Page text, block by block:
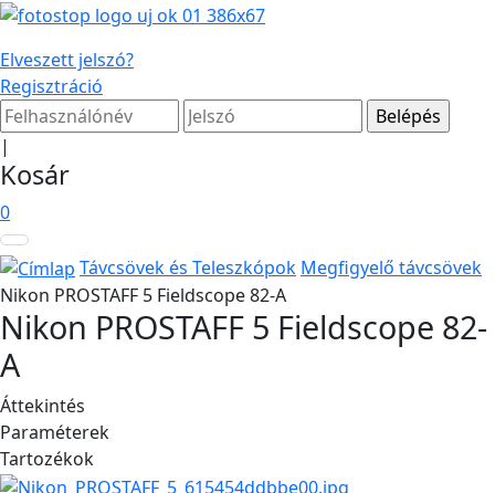
Elveszett jelszó?
Regisztráció
|
Kosár
0
Távcsövek és Teleszkópok Megfigyelő távcsövek
Nikon PROSTAFF 5 Fieldscope 82-A
Nikon PROSTAFF 5 Fieldscope 82-
A
Áttekintés
Paraméterek
Tartozékok